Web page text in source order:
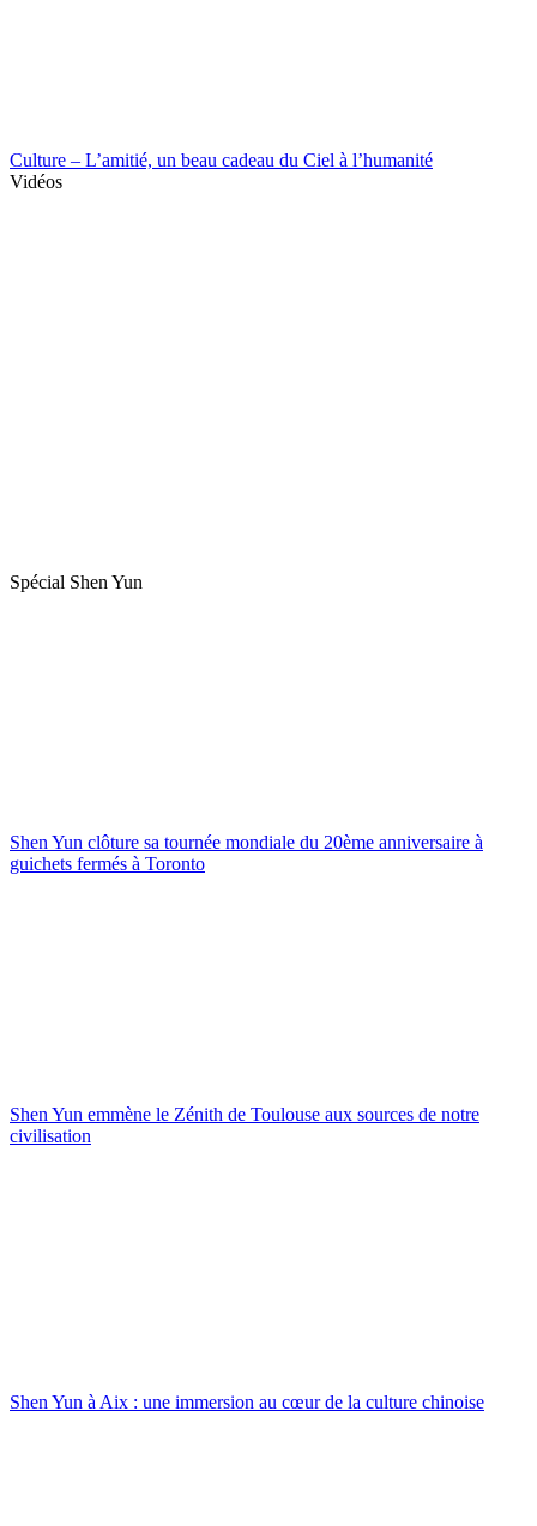
Culture – L’amitié, un beau cadeau du Ciel à l’humanité
Vidéos
Spécial Shen Yun
Shen Yun clôture sa tournée mondiale du 20ème anniversaire à
guichets fermés à Toronto
Shen Yun emmène le Zénith de Toulouse aux sources de notre
civilisation
Shen Yun à Aix : une immersion au cœur de la culture chinoise